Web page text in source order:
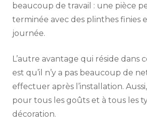
beaucoup de travail : une pièce
terminée avec des plinthes finies
journée.
L’autre avantage qui réside dans
est qu’il n’y a pas beaucoup de
effectuer après l’installation.
pour tous les goûts et à tous les
décoration.